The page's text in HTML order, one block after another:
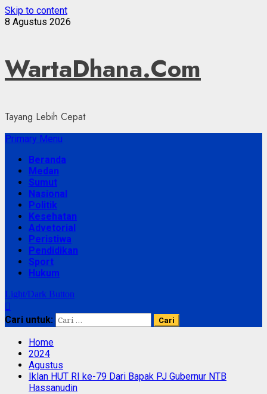
Skip to content
8 Agustus 2026
WartaDhana.Com
Tayang Lebih Cepat
Primary Menu
Beranda
Medan
Sumut
Nasional
Politik
Kesehatan
Advetorial
Peristiwa
Pendidikan
Sport
Hukum
Light/Dark Button
Cari untuk:
Home
2024
Agustus
Iklan HUT RI ke-79 Dari Bapak PJ Gubernur NTB
Hassanudin